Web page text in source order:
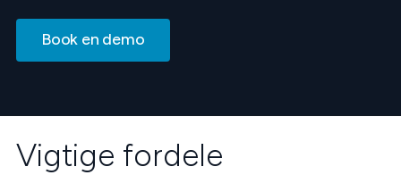
Book en demo
Vigtige fordele